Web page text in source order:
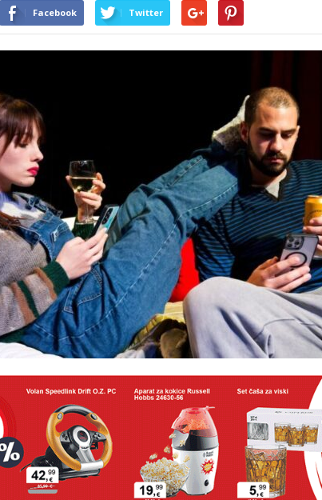
Facebook Twitter